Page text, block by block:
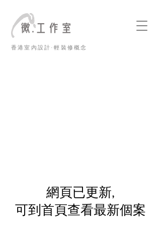
香港室內設計·輕裝修概念
​網頁已更新,
可到首頁查看最新個案